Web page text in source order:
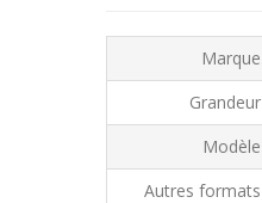
Marque
Grandeur
Modèle
Autres formats